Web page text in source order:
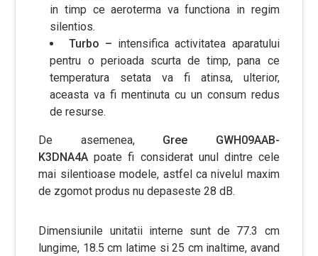
in timp ce aeroterma va functiona in regim
silentios.
Turbo – intensifica activitatea aparatului
pentru o perioada scurta de timp, pana ce
temperatura setata va fi atinsa, ulterior,
aceasta va fi mentinuta cu un consum redus
de resurse.
De asemenea, Gree GWH09AAB-
K3DNA4Apoate fi considerat unul dintre cele
mai silentioase modele, astfel ca nivelul maxim
de zgomot produs nu depaseste 28 dB.
Dimensiunile unitatii interne sunt de 77.3 cm
lungime, 18.5 cm latime si 25 cm inaltime, avand